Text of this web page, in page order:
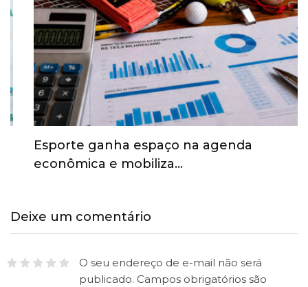
Esporte ganha espaço na agenda
econômica e mobiliza…
Deixe um comentário
O seu endereço de e-mail não será
publicado. Campos obrigatórios são